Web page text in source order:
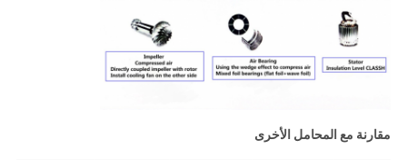
مقارنة مع المحامل الأخرى